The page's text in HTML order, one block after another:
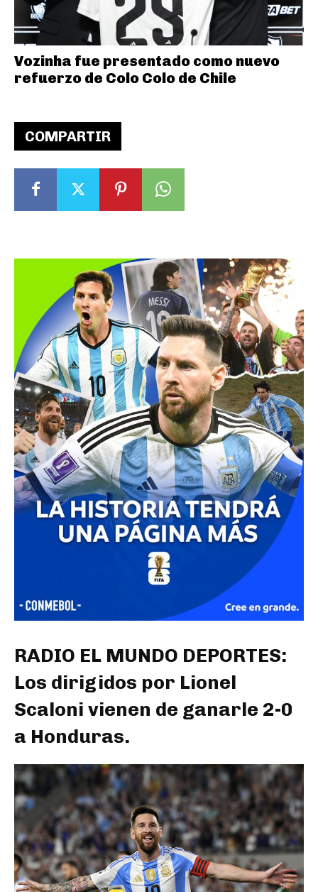
COMPARTIR
RADIO EL MUNDO DEPORTES:
Los dirigidos por Lionel
Scaloni vienen de ganarle 2-0
a Honduras.
Vozinha fue presentado como nuevo
refuerzo de Colo Colo de Chile